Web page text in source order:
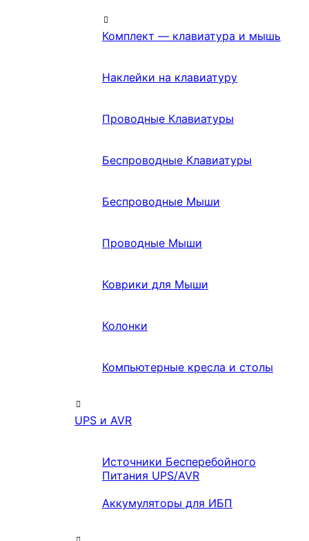
Комплект — клавиатура и мышь
Наклейки на клавиатуру
Проводные Клавиатуры
Беспроводные Клавиатуры
Беспроводные Мыши
Проводные Мыши
Коврики для Мыши
Колонки
Компьютерные кресла и столы
UPS и AVR
Источники Бесперебойного
Питания UPS/AVR
Аккумуляторы для ИБП